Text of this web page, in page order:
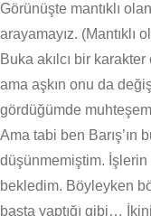
Görünüşte mantıklı
arayamayız. (Mantıklı
Buka akılcı bir
ama aşkın onu da
gördüğümde
Ama tabi ben Barış’ın
düşünmemiştim. İşlerin
bekledim. Böyleyken
başta yaptığı gibi…